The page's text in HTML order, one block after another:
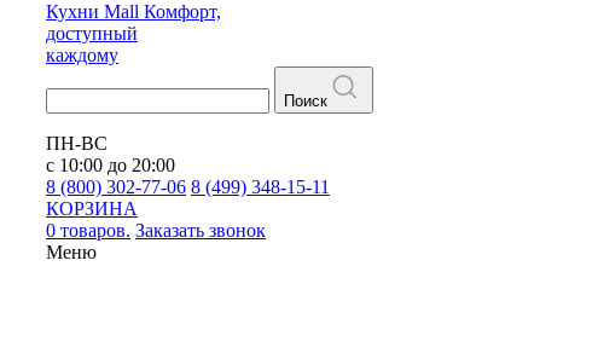
Кухни Mall Комфорт,
доступный
каждому
Поиск
ПН-ВС
с 10:00 до 20:00
8 (800) 302-77-06 8 (499) 348-15-11
КОРЗИНА
0 товаров. Заказать звонок
Меню